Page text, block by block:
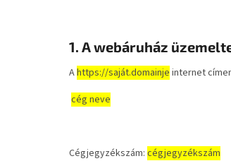
1. A webáruház
Ahttps://saját.domainje internet
cég neve
Cégjegyzékszám: cégjegyzékszám